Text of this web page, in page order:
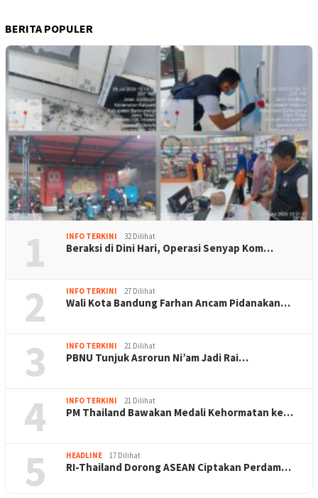
BERITA POPULER
1 INFO TERKINI 32 Dilihat
Beraksi di Dini Hari, Operasi Senyap Kom…
2 INFO TERKINI 27 Dilihat
Wali Kota Bandung Farhan Ancam Pidanakan…
3 INFO TERKINI 21 Dilihat
PBNU Tunjuk Asrorun Ni’am Jadi Rai…
4 INFO TERKINI 21 Dilihat
PM Thailand Bawakan Medali Kehormatan ke…
5 HEADLINE 17 Dilihat
RI-Thailand Dorong ASEAN Ciptakan Perdam…